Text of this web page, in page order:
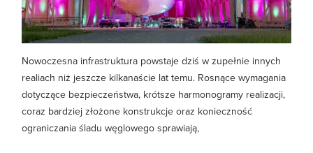
Nowoczesna infrastruktura powstaje dziś w zupełnie innych
realiach niż jeszcze kilkanaście lat temu. Rosnące wymagania
dotyczące bezpieczeństwa, krótsze harmonogramy realizacji,
coraz bardziej złożone konstrukcje oraz konieczność
ograniczania śladu węglowego sprawiają,